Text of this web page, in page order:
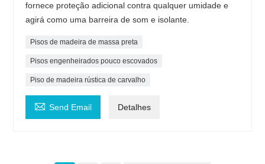
fornece proteção adicional contra qualquer umidade e
agirá como uma barreira de som e isolante.
Pisos de madeira de massa preta
Pisos engenheirados pouco escovados
Piso de madeira rústica de carvalho
 Send Email Detalhes